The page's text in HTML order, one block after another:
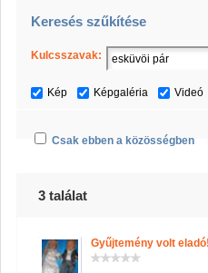
Keresés szűkítése
Kulcsszavak:
Kép Képgaléria Videó
Csak ebben a közösségben
3 találat
Gyűjtemény volt